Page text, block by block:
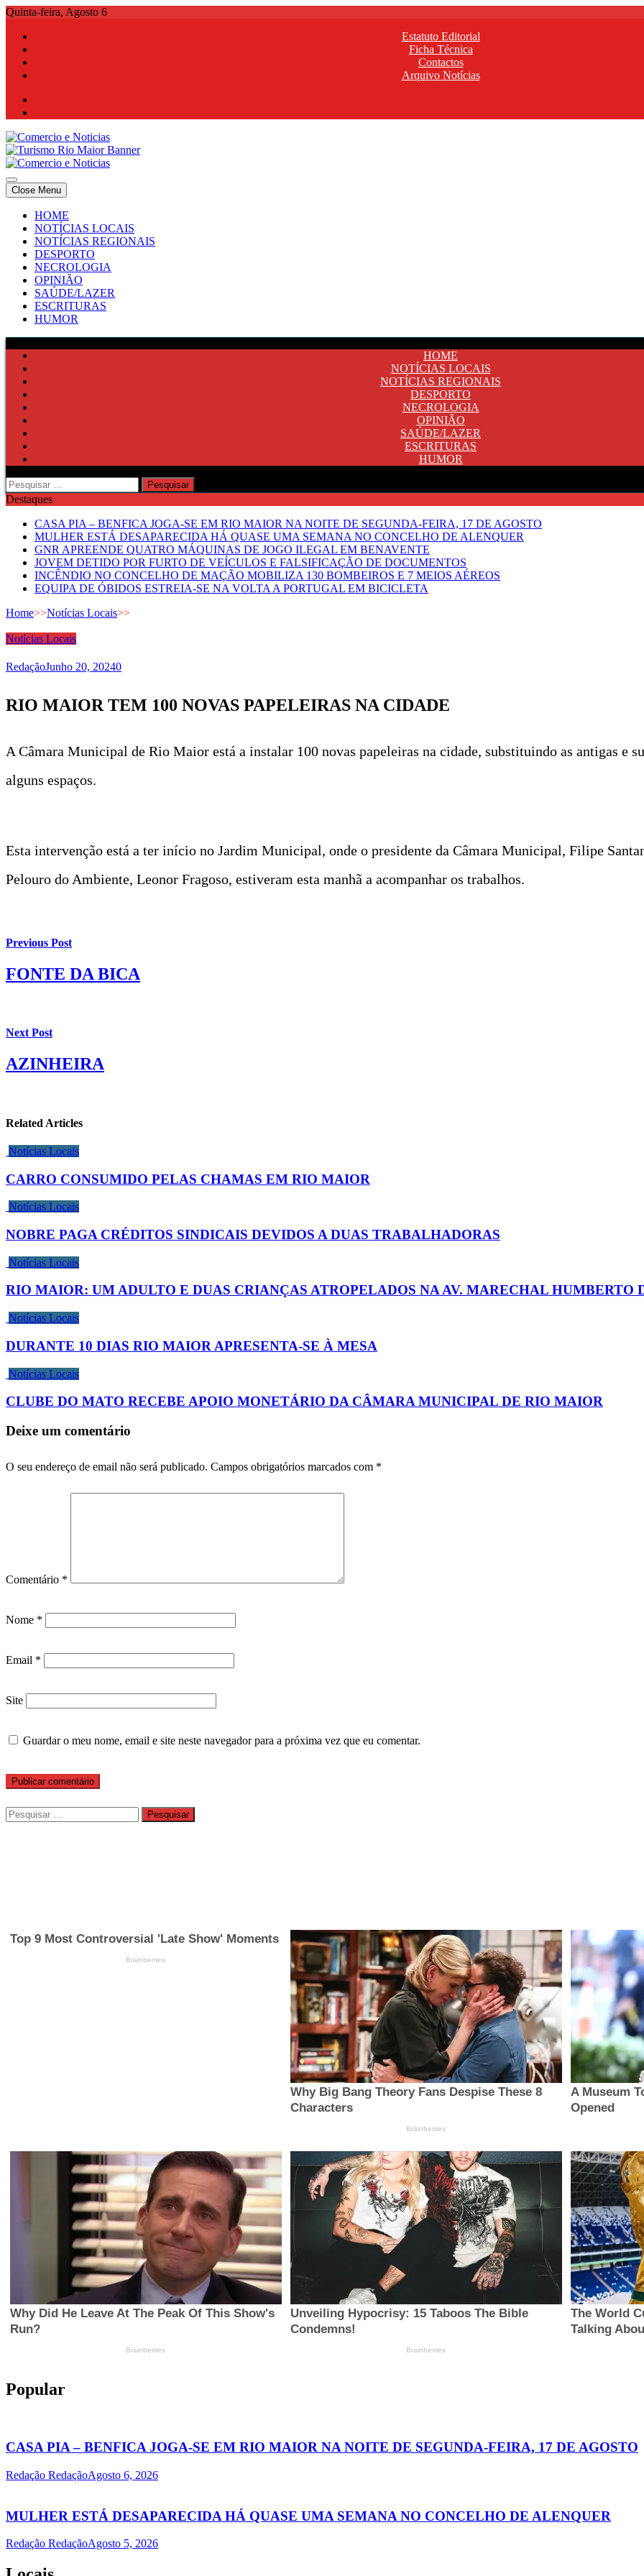
Skip
content
Quinta-feira, Agosto 6
Estatuto Editorial
Ficha Técnica
Contactos
Arquivo Notícias
Comercio e Noticias
Notícias e Publicidade Online
Comercio e Noticias
Notícias e Publicidade Online
Close Menu
HOME
NOTÍCIAS LOCAIS
NOTÍCIAS REGIONAIS
DESPORTO
NECROLOGIA
OPINIÃO
SAÚDE/LAZER
ESCRITURAS
HUMOR
HOME
NOTÍCIAS LOCAIS
NOTÍCIAS REGIONAIS
DESPORTO
NECROLOGIA
OPINIÃO
SAÚDE/LAZER
ESCRITURAS
HUMOR
Pesquisar
por:
Destaques
CASA PIA – BENFICA JOGA-SE EM RIO MAIOR NA NOITE DE SEGUNDA-FEIRA, 17 DE AGOSTO
MULHER ESTÁ DESAPARECIDA HÁ QUASE UMA SEMANA NO CONCELHO DE ALENQUER
GNR APREENDE QUATRO MÁQUINAS DE JOGO ILEGAL EM BENAVENTE
JOVEM DETIDO POR FURTO DE VEÍCULOS E FALSIFICAÇÃO DE DOCUMENTOS
INCÊNDIO NO CONCELHO DE MAÇÃO MOBILIZA 130 BOMBEIROS E 7 MEIOS AÉREOS
EQUIPA DE ÓBIDOS ESTREIA-SE NA VOLTA A PORTUGAL EM BICICLETA
Home>>Notícias Locais>>
Notícias Locais
RedaçãoJunho 20, 20240
RIO MAIOR TEM 100 NOVAS PAPELEIRAS NA CIDADE
A Câmara Municipal de Rio Maior está a instalar 100 novas papeleiras na cidade, substituindo as antigas e
alguns espaços.
Esta intervenção está a ter início no Jardim Municipal, onde o presidente da Câmara Municipal, Filipe
Pelouro do Ambiente, Leonor Fragoso, estiveram esta manhã a acompanhar os trabalhos.
Previous Post
FONTE DA BICA
Next Post
AZINHEIRA
Related Articles
Notícias Locais
CARRO CONSUMIDO PELAS CHAMAS EM RIO MAIOR
Notícias Locais
NOBRE PAGA CRÉDITOS SINDICAIS DEVIDOS A DUAS TRABALHADORAS
Notícias Locais
RIO MAIOR: UM ADULTO E DUAS CRIANÇAS ATROPELADOS NA AV. MARECHAL HUMBERTO
Notícias Locais
DURANTE 10 DIAS RIO MAIOR APRESENTA-SE À MESA
Notícias Locais
CLUBE DO MATO RECEBE APOIO MONETÁRIO DA CÂMARA MUNICIPAL DE RIO MAIOR
Deixe um comentário
O seu endereço de email não será publicado. Campos obrigatórios marcados com *
Comentário *
Nome *
Email *
Site
Guardar o meu nome, email e site neste navegador para a próxima vez que eu comentar.
Pesquisar
por:
Popular
CASA PIA – BENFICA JOGA-SE EM RIO MAIOR NA NOITE DE SEGUNDA-FEIRA, 17 DE AGOSTO
Redação RedaçãoAgosto 6, 2026
MULHER ESTÁ DESAPARECIDA HÁ QUASE UMA SEMANA NO CONCELHO DE ALENQUER
Redação RedaçãoAgosto 5, 2026